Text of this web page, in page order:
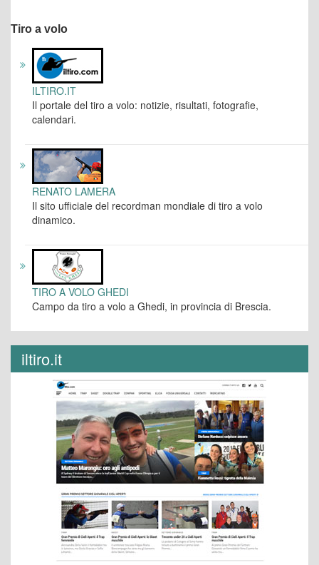
Tiro a volo
ILTIRO.IT
Il portale del tiro a volo: notizie, risultati, fotografie,
calendari.
RENATO LAMERA
Il sito ufficiale del recordman mondiale di tiro a volo
dinamico.
TIRO A VOLO GHEDI
Campo da tiro a volo a Ghedi, in provincia di Brescia.
iltiro.it